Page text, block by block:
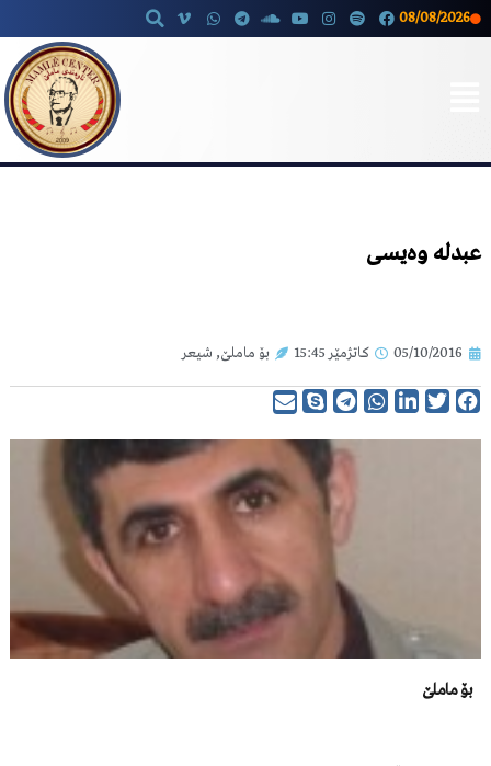
08/08/2026
عبدلە وەیسی
05/10/2016 کاتژمێر 15:45 بۆ ماملێ, شیعر
بۆ ماملێ